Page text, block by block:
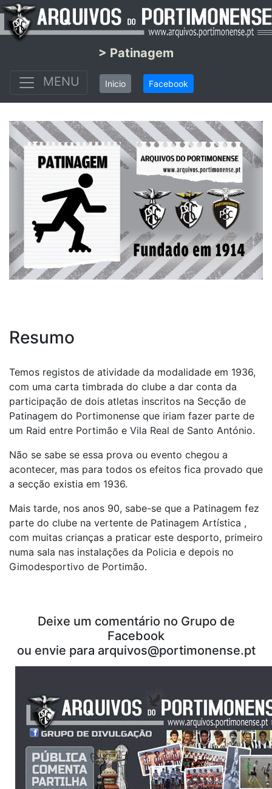
> Patinagem
MENU
Inicio Facebook
Resumo
Temos registos de atividade da modalidade em 1936,
com uma carta timbrada do clube a dar conta da
participação de dois atletas inscritos na Secção de
Patinagem do Portimonense que iriam fazer parte de
um Raid entre Portimão e Vila Real de Santo António.
Não se sabe se essa prova ou evento chegou a
acontecer, mas para todos os efeitos fica provado que
a secção existia em 1936.
Mais tarde, nos anos 90, sabe-se que a Patinagem fez
parte do clube na vertente de Patinagem Artística ,
com muitas crianças a praticar este desporto, primeiro
numa sala nas instalações da Policia e depois no
Gimodesportivo de Portimão.
Deixe um comentário no Grupo de
Facebook
ou envie para arquivos@portimonense.pt